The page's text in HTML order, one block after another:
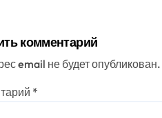
комментарий
email не будет опубликован.
*